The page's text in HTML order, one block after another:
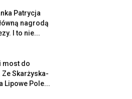
Patrycja
nagrodą
I to nie...
most do
Skarżyska-
Lipowe Pole...